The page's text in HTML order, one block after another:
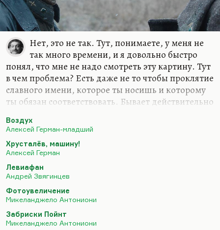
Нет, это не так. Тут, понимаете, у меня не
так много времени, и я довольно быстро
понял, что мне не надо смотреть эту картину. Тут
в чем проблема? Есть даже не то чтобы проклятие
славного имени, которое ты носишь и которому
ты обязан соответствовать. Бывает действительно
совершенно нет художественного таланта.
Все, что делает Алексей Герман-младший, может
быть умно и достойно, даже иметь
антимилитаристский пафос, которого там,
правда, по-моему, нет. Но это мое мнение. Но
это неталантливо, это ослепительно
неталантливо, это лишено того дуновения гения,
которое было в картинах Алексея Германа-
среднего, и которое иногда (не всегда)…
Воздух
Алексей Герман-младший
Хрусталёв, машину!
Алексей Герман
Левиафан
Андрей Звягинцев
Фотоувеличение
Микеланджело Антониони
Забриски Пойнт
Микеланджело Антониони